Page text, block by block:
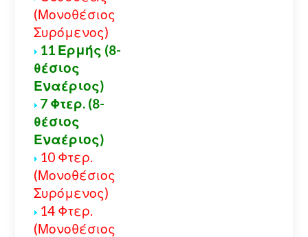
(Μονοθέσιος
Συρόμενος)
11 Ερμής (8-
θέσιος
Εναέριος)
7 Φτερ. (8-
θέσιος
Εναέριος)
10 Φτερ.
(Μονοθέσιος
Συρόμενος)
14 Φτερ.
(Μονοθέσιος